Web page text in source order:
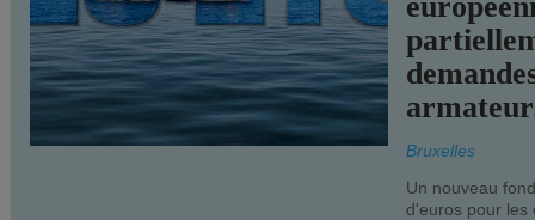
Bruxelles
Un nouveau
d'euros pour les